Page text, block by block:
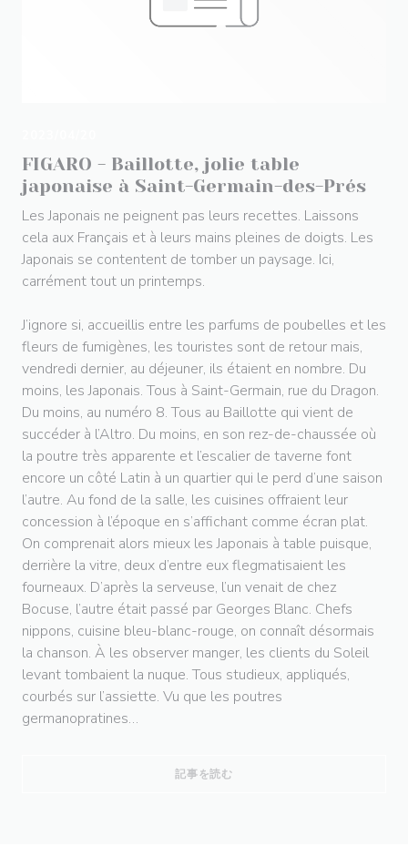
FIGARO - Baillotte, jolie table
japonaise à Saint-Germain-des-Prés
Les Japonais ne peignent pas leurs recettes. Laissons
cela aux Français et à leurs mains pleines de doigts. Les
Japonais se contentent de tomber un paysage. Ici,
carrément tout un printemps.
J’ignore si, accueillis entre les parfums de poubelles et les
fleurs de fumigènes, les touristes sont de retour mais,
vendredi dernier, au déjeuner, ils étaient en nombre. Du
moins, les Japonais. Tous à Saint-Germain, rue du Dragon.
Du moins, au numéro 8. Tous au Baillotte qui vient de
succéder à l’Altro. Du moins, en son rez-de-chaussée où
la poutre très apparente et l’escalier de taverne font
encore un côté Latin à un quartier qui le perd d’une saison
l’autre. Au fond de la salle, les cuisines offraient leur
concession à l’époque en s’affichant comme écran plat.
On comprenait alors mieux les Japonais à table puisque,
derrière la vitre, deux d’entre eux flegmatisaient les
fourneaux. D’après la serveuse, l’un venait de chez
Bocuse, l’autre était passé par Georges Blanc. Chefs
nippons, cuisine bleu-blanc-rouge, on connaît désormais
la chanson. À les observer manger, les clients du Soleil
levant tombaient la nuque. Tous studieux, appliqués,
courbés sur l’assiette. Vu que les poutres
germanopratines…
記事を読む